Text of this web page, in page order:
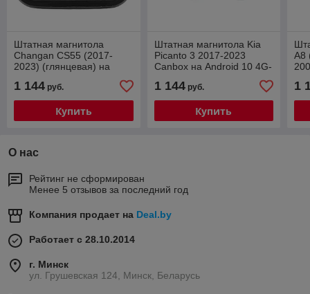
Штатная магнитола
Changan CS55 (2017-
2023) (глянцевая) на
Android 10 (4G-SIM, 4/64,
DSP, QLed
1 144 руб.
Купить
Штатная магнитола Kia
Picanto 3 2017-2023
Canbox на Android 10 4G-
QLed
1 144руб.
Купить
A8
1
О нас
Рейтинг не сформирован
Менее 5 отзывов за последний год
Компания продает на Deal.by
Работает с 28.10.2014
г. Минск
ул. Грушевская 124, Минск, Беларусь